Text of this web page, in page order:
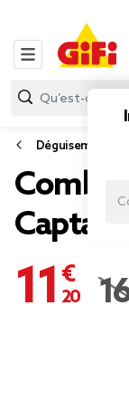
Déguisement
11,20 €